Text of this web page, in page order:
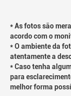
* As fotos são
acordo com o
* O ambiente da
atentamente a
* Caso tenha
para
melhor forma